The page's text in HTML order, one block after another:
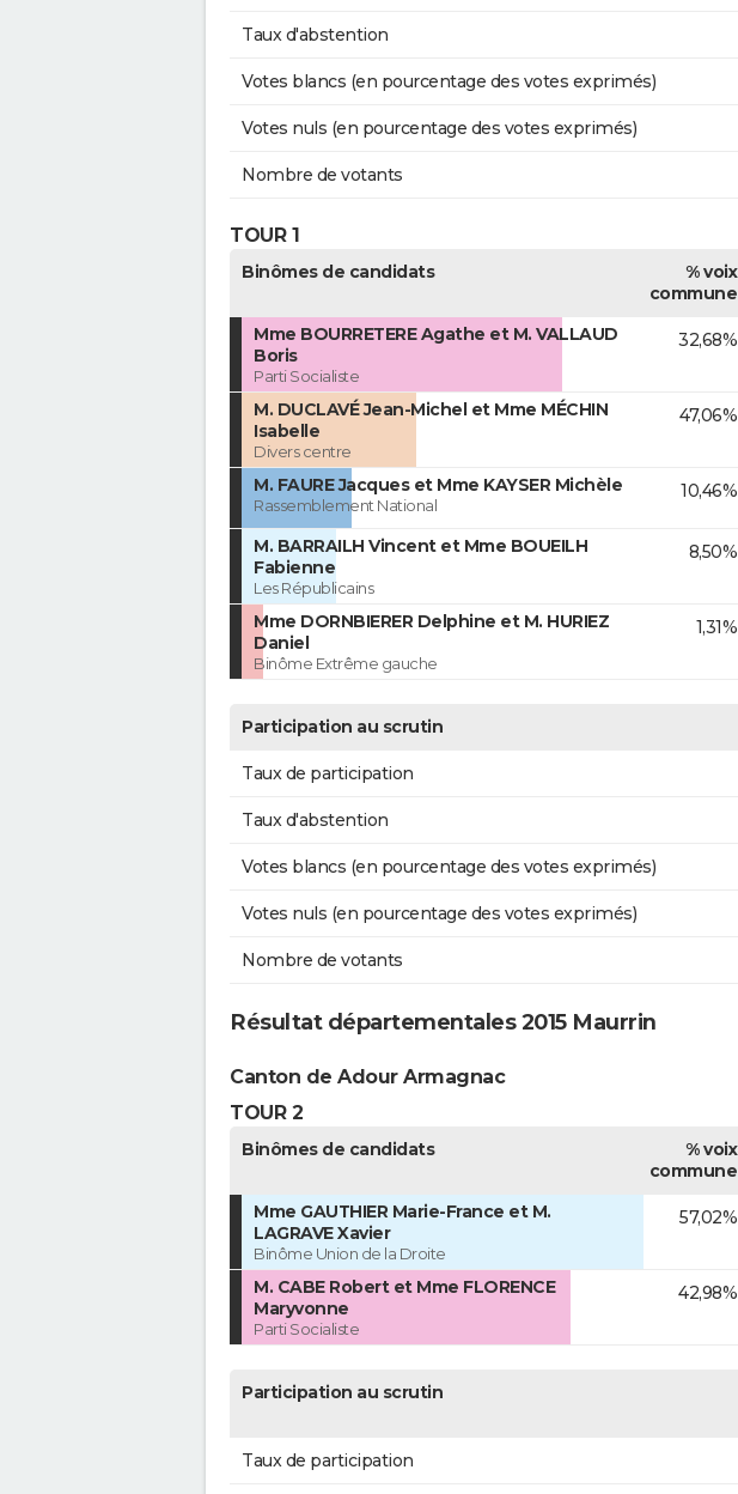
Taux d'abstention
Votes blancs (en pourcentage des votes exprimés)
Votes nuls (en pourcentage des votes exprimés)
Nombre de votants
TOUR 1
Binômes de candidats
% voix
commune
Mme BOURRETERE Agathe et M. VALLAUD
Boris
Parti Socialiste
32,68%
M. DUCLAVÉ Jean-Michel et Mme MÉCHIN
Isabelle
Divers centre
47,06%
M. FAURE Jacques et Mme KAYSER Michèle
Rassemblement National
10,46%
M. BARRAILH Vincent et Mme BOUEILH
Fabienne
Les Républicains
8,50%
Mme DORNBIERER Delphine et M. HURIEZ
Daniel
Binôme Extrême gauche
1,31%
Participation au scrutin
Taux de participation
Taux d'abstention
Votes blancs (en pourcentage des votes exprimés)
Votes nuls (en pourcentage des votes exprimés)
Nombre de votants
Résultat départementales 2015 Maurrin
Canton de Adour Armagnac
TOUR 2
Binômes de candidats
% voix
commune
Mme GAUTHIER Marie-France et M.
LAGRAVE Xavier
Binôme Union de la Droite
57,02%
M. CABE Robert et Mme FLORENCE
Maryvonne
Parti Socialiste
42,98%
Participation au scrutin
Taux de participation